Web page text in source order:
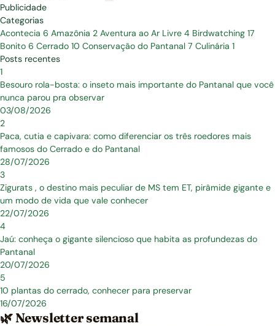
Publicidade
Categorias
Acontecia 6 Amazônia 2 Aventura ao Ar Livre 4 Birdwatching 17
Bonito 6 Cerrado 10 Conservação do Pantanal 7 Culinária 1
Posts recentes
1
Besouro rola-bosta: o inseto mais importante do Pantanal que você
nunca parou pra observar
03/08/2026
2
Paca, cutia e capivara: como diferenciar os três roedores mais
famosos do Cerrado e do Pantanal
28/07/2026
3
Zigurats , o destino mais peculiar de MS tem ET, pirâmide gigante e
um modo de vida que vale conhecer
22/07/2026
4
Jaú: conheça o gigante silencioso que habita as profundezas do
Pantanal
20/07/2026
5
10 plantas do cerrado, conhecer para preservar
16/07/2026
🌿 Newsletter semanal